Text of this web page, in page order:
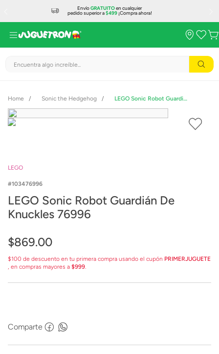
EnvíoGRATUITOen cualquier
pedido superior a$499¡Compra ahora!
Encuentra algo increíble...
Sonic the Hedgehog LEGO Sonic Robot Guardián De Knuckles 76996
LEGO
103476996
LEGO Sonic Robot Guardián De
Knuckles 76996
$869.00
$100 de descuento en tu primera compra usando el cupón PRIMERJUGUETE
, en compras mayores a $999.
Comparte